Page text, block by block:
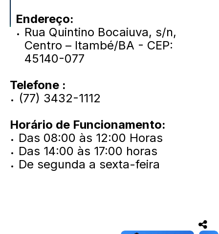
Endereço:
Rua Quintino Bocaiuva, s/n,
Centro – Itambé/BA - CEP:
45140-077
Telefone :
(77) 3432-1112
Horário de Funcionamento:
Das 08:00 às 12:00 Horas
Das 14:00 às 17:00 horas
De segunda a sexta-feira